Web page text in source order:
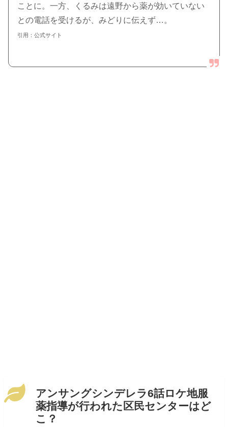
ことに。一方、くるみは遠野から薬が効いていない
との電話を受けるが、みどりに伝えず…。
引用：公式サイト
アンサングシンデレラ6話ロケ地服
薬指導が行われた区民センターはど
こ？